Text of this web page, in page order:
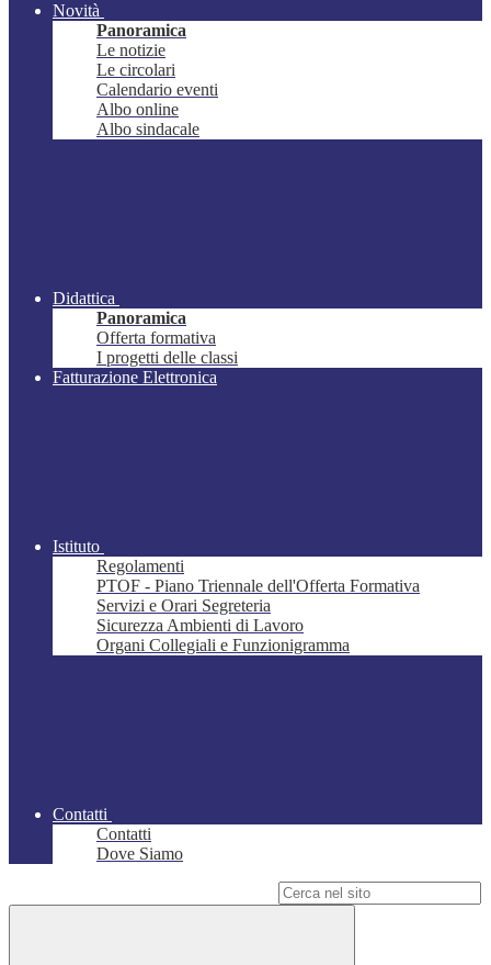
Novità
Panoramica
Le notizie
Le circolari
Calendario eventi
Albo online
Albo sindacale
Didattica
Panoramica
Offerta formativa
I progetti delle classi
Fatturazione Elettronica
Istituto
Regolamenti
PTOF - Piano Triennale dell'Offerta Formativa
Servizi e Orari Segreteria
Sicurezza Ambienti di Lavoro
Organi Collegiali e Funzionigramma
Contatti
Contatti
Dove Siamo